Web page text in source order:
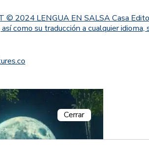
© 2024 LENGUA EN SALSA Casa
como su traducción a cualquier
Cerrar